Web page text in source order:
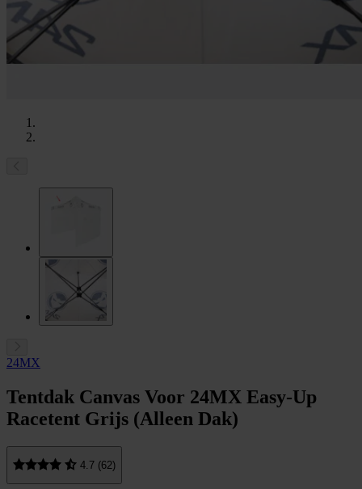
24MX
Tentdak Canvas Voor 24MX Easy-Up
Racetent Grijs (Alleen Dak)
4.7 (62)